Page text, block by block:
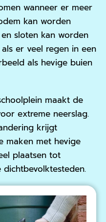
wanneer er meer
kan worden
sloten kan worden
er veel regen in een
als hevige buien
maakt de
extreme neerslag.
krijgt
maken met hevige
plaatsen tot